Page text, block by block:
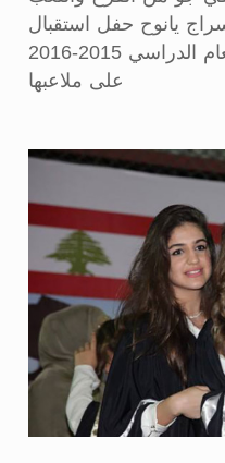
يانوح حفل استقبال
لاطفال الروضة الأولى للعام الدراسي 2015-2016
على ملاعبها